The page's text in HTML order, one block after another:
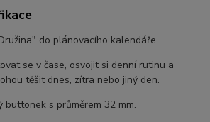
do plánovacího kalendáře.
se v čase, osvojit si denní rutinu a
těšit dnes, zítra nebo jiný den.
buttonek s průměrem 32 mm.